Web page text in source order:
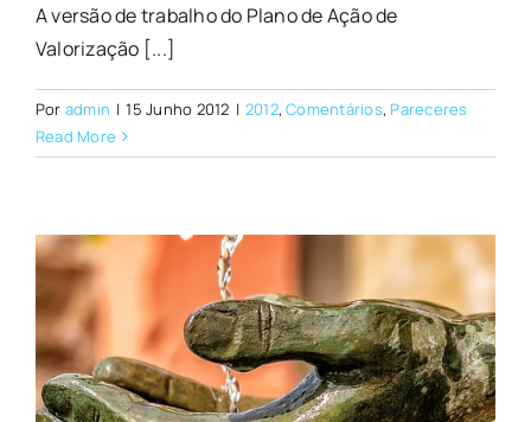
A versão de trabalho do Plano de Ação de
Valorização [...]
Por admin | 15 Junho 2012 | 2012,Comentários, Pareceres
Read More